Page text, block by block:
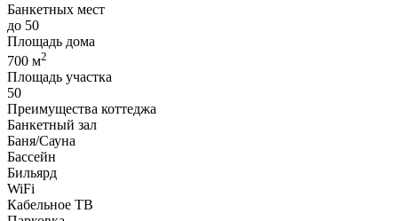
Банкетных мест
до 50
Площадь дома
700 м2
Площадь участка
50
Преимущества коттеджа
Банкетный зал
Баня/Сауна
Бассейн
Бильярд
WiFi
Кабельное ТВ